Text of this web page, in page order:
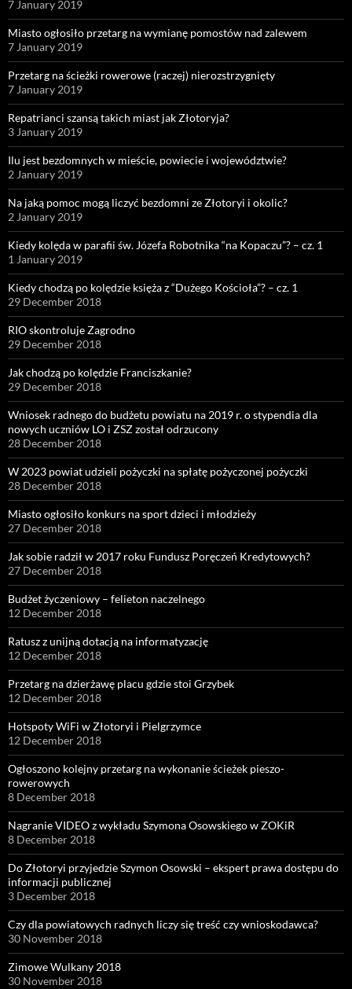
7 January 2019
Miasto ogłosiło przetarg na wymianę pomostów nad zalewem
7 January 2019
Przetarg na ścieżki rowerowe (raczej) nierozstrzygnięty
7 January 2019
Repatrianci szansą takich miast jak Złotoryja?
3 January 2019
Ilu jest bezdomnych w mieście, powiecie i województwie?
2 January 2019
Na jaką pomoc mogą liczyć bezdomni ze Złotoryi i okolic?
2 January 2019
Kiedy kolęda w parafii św. Józefa Robotnika “na Kopaczu”? – cz. 1
1 January 2019
Kiedy chodzą po kolędzie księża z “Dużego Kościoła”? – cz. 1
29 December 2018
RIO skontroluje Zagrodno
29 December 2018
Jak chodzą po kolędzie Franciszkanie?
29 December 2018
Wniosek radnego do budżetu powiatu na 2019 r. o stypendia dla
nowych uczniów LO i ZSZ został odrzucony
28 December 2018
W 2023 powiat udzieli pożyczki na spłatę pożyczonej pożyczki
28 December 2018
Miasto ogłosiło konkurs na sport dzieci i młodzieży
27 December 2018
Jak sobie radził w 2017 roku Fundusz Poręczeń Kredytowych?
27 December 2018
Budżet życzeniowy – felieton naczelnego
12 December 2018
Ratusz z unijną dotacją na informatyzację
12 December 2018
Przetarg na dzierżawę placu gdzie stoi Grzybek
12 December 2018
Hotspoty WiFi w Złotoryi i Pielgrzymce
12 December 2018
Ogłoszono kolejny przetarg na wykonanie ścieżek pieszo-
rowerowych
8 December 2018
Nagranie VIDEO z wykładu Szymona Osowskiego w ZOKiR
8 December 2018
Do Złotoryi przyjedzie Szymon Osowski – ekspert prawa dostępu do
informacji publicznej
3 December 2018
Czy dla powiatowych radnych liczy się treść czy wnioskodawca?
30 November 2018
Zimowe Wulkany 2018
30 November 2018